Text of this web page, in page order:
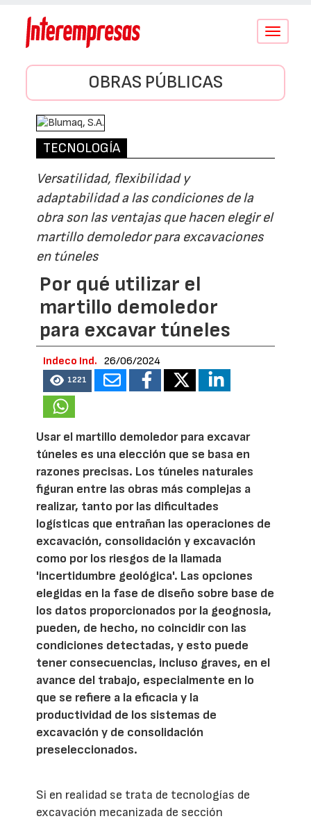
Conmutar
OBRAS PÚBLICAS
TECNOLOGÍA
Versatilidad, flexibilidad y
adaptabilidad a las condiciones de la
obra son las ventajas que hacen elegir el
martillo demoledor para excavaciones
en túneles
Por qué utilizar el
martillo demoledor
para excavar túneles
Indeco Ind. 26/06/2024
1221
Usar el martillo demoledor para excavar
túneles es una elección que se basa en
razones precisas. Los túneles naturales
figuran entre las obras más complejas a
realizar, tanto por las dificultades
logísticas que entrañan las operaciones de
excavación, consolidación y excavación
como por los riesgos de la llamada
'incertidumbre geológica'. Las opciones
elegidas en la fase de diseño sobre base de
los datos proporcionados por la geognosia,
pueden, de hecho, no coincidir con las
condiciones detectadas, y esto puede
tener consecuencias, incluso graves, en el
avance del trabajo, especialmente en lo
que se refiere a la eficacia y la
productividad de los sistemas de
excavación y de consolidación
preseleccionados.
Si en realidad se trata de tecnologías de
excavación mecanizada de sección